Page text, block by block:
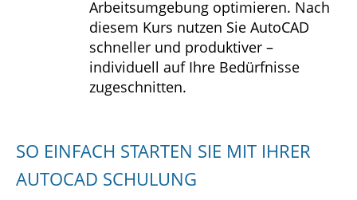
Arbeitsumgebung optimieren. Nach
diesem Kurs nutzen Sie AutoCAD
schneller und produktiver –
individuell auf Ihre Bedürfnisse
zugeschnitten.
SO EINFACH STARTEN SIE MIT IHRER
AUTOCAD SCHULUNG